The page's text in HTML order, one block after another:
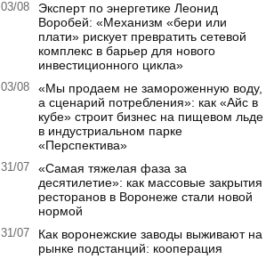
03/08
Эксперт по энергетике Леонид
Воробей: «Механизм «бери или
плати» рискует превратить сетевой
комплекс в барьер для нового
инвестиционного цикла»
03/08
«Мы продаем не замороженную воду,
а сценарий потребления»: как «Айс в
кубе» строит бизнес на пищевом льде
в индустриальном парке
«Перспектива»
31/07
«Самая тяжелая фаза за
десятилетие»: как массовые закрытия
ресторанов в Воронеже стали новой
нормой
31/07
Как воронежские заводы выживают на
рынке подстанций: кооперация